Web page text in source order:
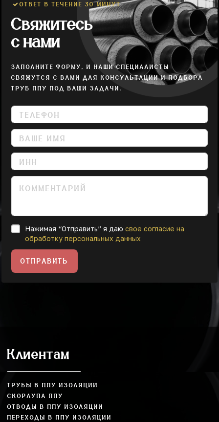
ОТВЕТ В ТЕЧЕНИЕ 30 МИНУТ
Свяжитесь
с нами
ЗАПОЛНИТЕ ФОРМУ, И НАШИ СПЕЦИАЛИСТЫ
СВЯЖУТСЯ С ВАМИ ДЛЯ КОНСУЛЬТАЦИИ И ПОДБОРА
ТРУБ ППУ ПОД ВАШИ ЗАДАЧИ.
Нажимая “Отправить” я даю свое согласие на
обработку персональных данных
ОТПРАВИТЬ
Клиентам
ТРУБЫ В ППУ ИЗОЛЯЦИИ
СКОРЛУПА ППУ
ОТВОДЫ В ППУ ИЗОЛЯЦИИ
ПЕРЕХОДЫ В ППУ ИЗОЛЯЦИИ